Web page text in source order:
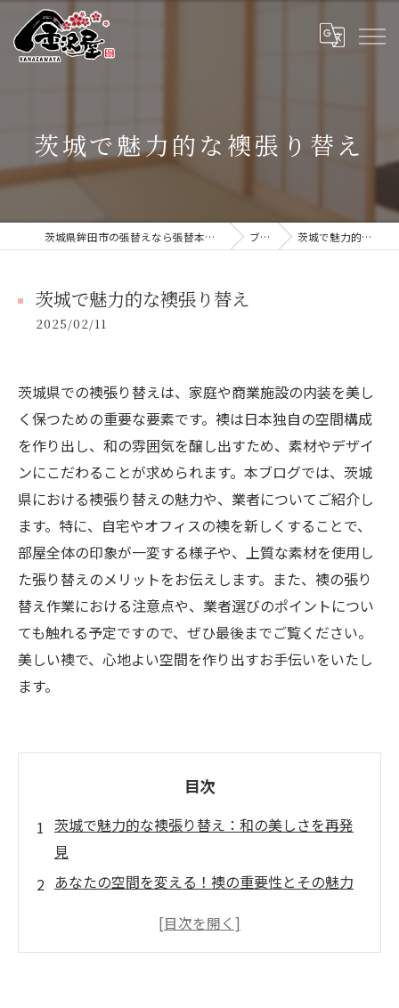
茨城で魅力的な襖張り替え
茨城県鉾田市の張替えなら張替本舗 金沢屋 大洗・鹿嶋店 ブログ 茨城で魅力的な襖張り替え
茨城で魅力的な襖張り替え
2025/02/11
茨城県での襖張り替えは、家庭や商業施設の内装を美し
く保つための重要な要素です。襖は日本独自の空間構成
を作り出し、和の雰囲気を醸し出すため、素材やデザイ
ンにこだわることが求められます。本ブログでは、茨城
県における襖張り替えの魅力や、業者についてご紹介し
ます。特に、自宅やオフィスの襖を新しくすることで、
部屋全体の印象が一変する様子や、上質な素材を使用し
た張り替えのメリットをお伝えします。また、襖の張り
替え作業における注意点や、業者選びのポイントについ
ても触れる予定ですので、ぜひ最後までご覧ください。
美しい襖で、心地よい空間を作り出すお手伝いをいたし
ます。
目次
茨城で魅力的な襖張り替え：和の美しさを再発
見
あなたの空間を変える！襖の重要性とその魅力
茨城の人気業者と共に進める襖張り替えのステ